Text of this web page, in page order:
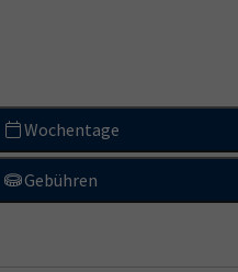
Wochentage
Gebühren